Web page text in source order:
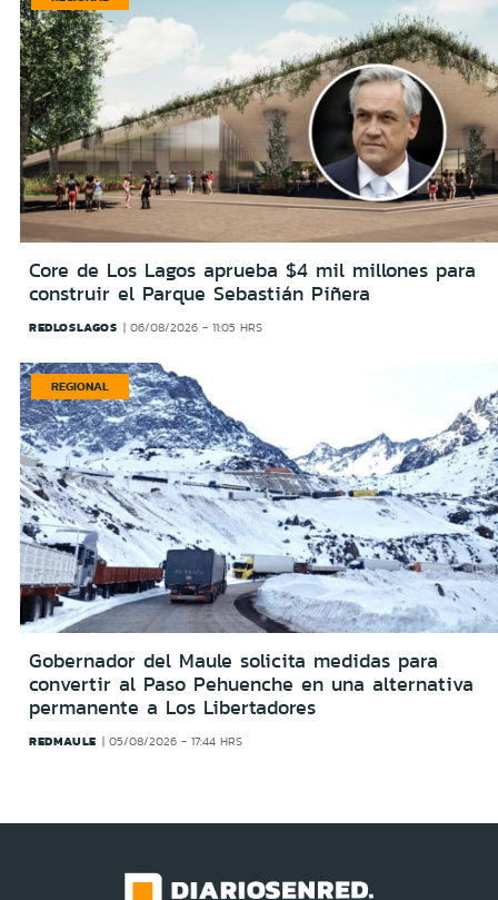
Core de Los Lagos aprueba $4 mil millones para
construir el Parque Sebastián Piñera
REDLOSLAGOS 06/08/2026 - 11:05 HRS
REGIONAL
Gobernador del Maule solicita medidas para
convertir al Paso Pehuenche en una alternativa
permanente a Los Libertadores
REDMAULE 05/08/2026 - 17:44 HRS